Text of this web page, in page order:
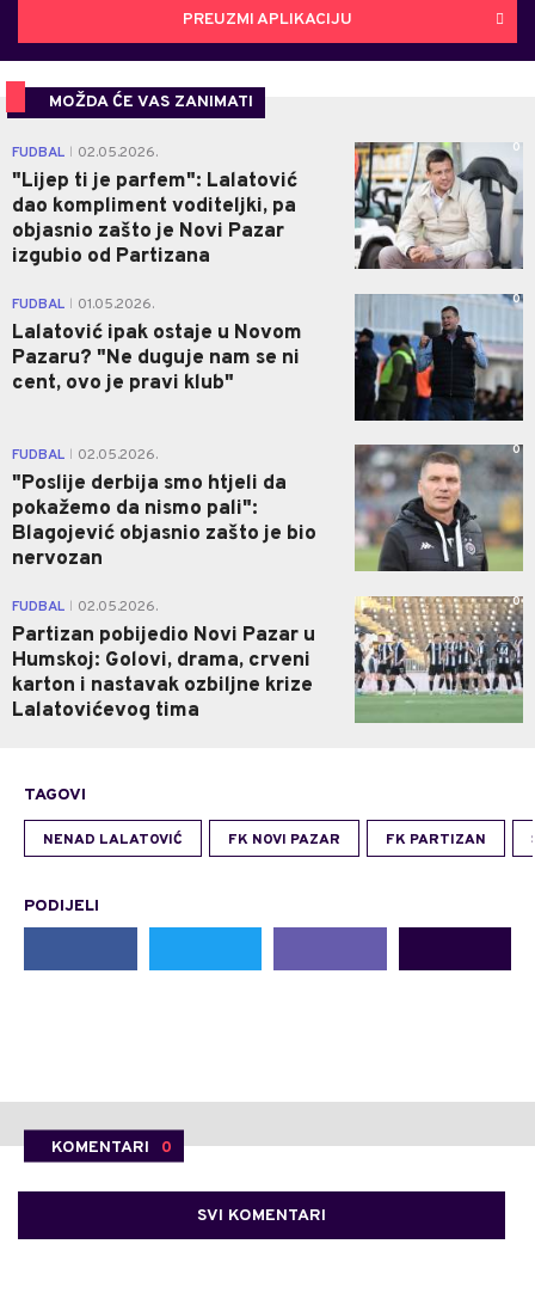
PREUZMI APLIKACIJU
MOŽDA ĆE VAS ZANIMATI
FUDBAL 02.05.2026.
"Lijep ti je parfem": Lalatović
dao kompliment voditeljki, pa
objasnio zašto je Novi Pazar
izgubio od Partizana
0
FUDBAL 01.05.2026.
Lalatović ipak ostaje u Novom
Pazaru? "Ne duguje nam se ni
cent, ovo je pravi klub"
0
FUDBAL 02.05.2026.
"Poslije derbija smo htjeli da
pokažemo da nismo pali":
Blagojević objasnio zašto je bio
nervozan
0
FUDBAL 02.05.2026.
Partizan pobijedio Novi Pazar u
Humskoj: Golovi, drama, crveni
karton i nastavak ozbiljne krize
Lalatovićevog tima
0
TAGOVI
NENAD LALATOVIĆ FK NOVI PAZAR FK PARTIZAN
PODIJELI
KOMENTARI 0
SVI KOMENTARI